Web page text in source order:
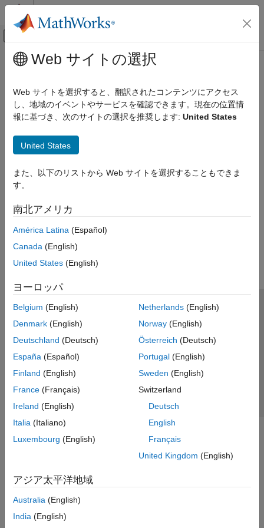
コンテンツへスキップ
オフキャンバス ナビゲーション メ
ドキュメンテーションのホーム
メインコンテンツ
Web サイトの選択
Web サイトを選択すると、翻訳されたコンテンツにアクセス
し、地域のイベントやサービスを確認できます。現在の位置情
報に基づき、次のサイトの選択を推奨します: United States
United States
また、以下のリストから Web サイトを選択することもできま
す。
南北アメリカ
América Latina (Español)
Canada (English)
United States (English)
ヨーロッパ
Belgium (English)
Denmark (English)
Deutschland (Deutsch)
España (Español)
Finland (English)
France (Français)
Ireland (English)
Italia (Italiano)
Luxembourg (English)
Netherlands(English)
Norway(English)
Österreich (Deutsch)
Portugal(English)
Sweden (English)
Switzerland
Deutsch
English
Français
United Kingdom (English)
アジア太平洋地域
Australia (English)
India (English)
トラストセンター
プライバシー ポリシー
違法コピー防止
アプリケーション ステータス
© 1994-2026 The MathWorks, Inc.